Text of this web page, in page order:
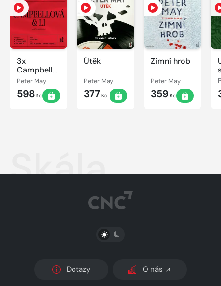
3x
Campbellová
& Li #1
Peter May
598 Kč
Útěk
Peter May
377Kč
Zimní hrob
Peter May
359 Kč
Skála
PŘEPNOUT SVĚTLÝ/TMAVÝ REŽIM
Dotazy O nás